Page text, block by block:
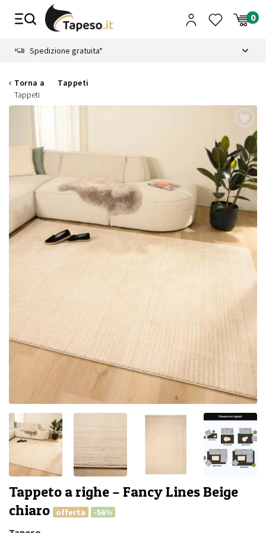
Spedizione gratuita*
Torna a
Tappeti
Tappeti
Tappeto a righe – Fancy Lines Beige
chiaro
offerta -56%